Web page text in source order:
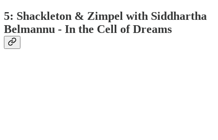
5: Shackleton & Zimpel with Siddhartha
Belmannu - In the Cell of Dreams